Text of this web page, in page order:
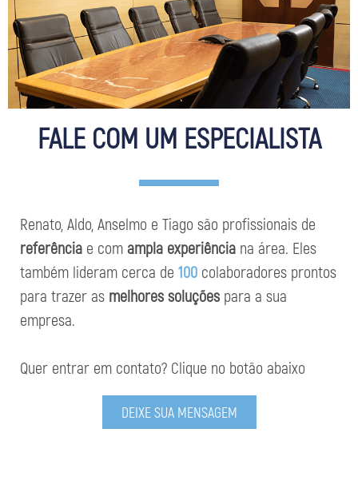
FALE COM UM ESPECIALISTA
Renato, Aldo, Anselmo e Tiago são profissionais de
referência e com ampla experiência na área. Eles
também lideram cerca de 100 colaboradores prontos
para trazer as melhores soluções para a sua
empresa.
Quer entrar em contato? Clique no botão abaixo
DEIXE SUA MENSAGEM